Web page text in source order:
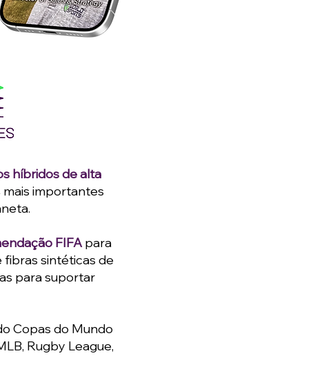
híbridos de alta
importantes
FIFApara
fibras sintéticas de
para suportar
Copas do Mundo
Rugby League,